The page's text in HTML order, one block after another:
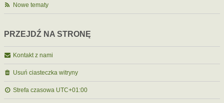
Nowe tematy
PRZEJDŹ NA STRONĘ
Kontakt z nami
Usuń ciasteczka witryny
Strefa czasowa UTC+01:00